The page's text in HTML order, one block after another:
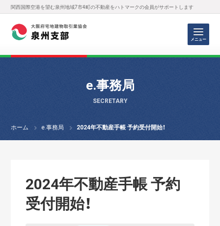
関西国際空港を望む泉州地域7市4町の不動産をハトマークの会員がサポートします
メニュー
e.事務局
SECRETARY
ホーム e.事務局 2024年不動産手帳 予約受付開始！
2024年不動産手帳 予約
受付開始！